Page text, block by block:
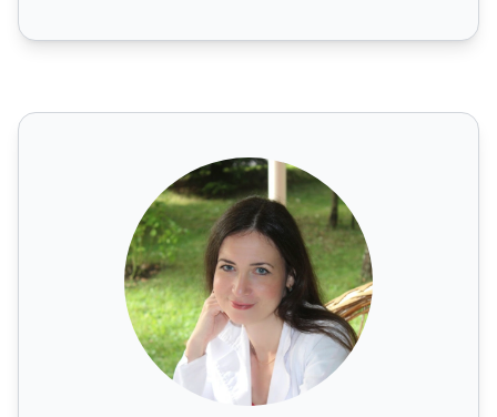
Alina Samulska-Kholina